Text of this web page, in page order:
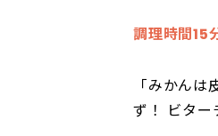
調理時間15
「みかん
ず！ ビター